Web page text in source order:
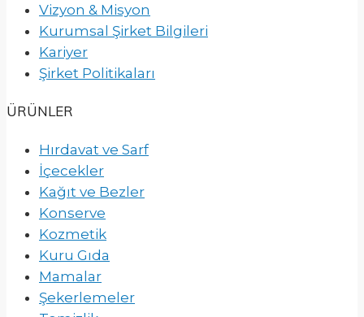
Vizyon & Misyon
Kurumsal Şirket Bilgileri
Kariyer
Şirket Politikaları
ÜRÜNLER
Hırdavat ve Sarf
İçecekler
Kağıt ve Bezler
Konserve
Kozmetik
Kuru Gıda
Mamalar
Şekerlemeler